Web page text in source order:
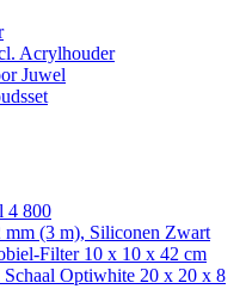
Acrylhouder
Juwel
4 800
(3 m), Siliconen Zwart
Filter 10 x 10 x 42 cm
Optiwhite 20 x 20 x 8